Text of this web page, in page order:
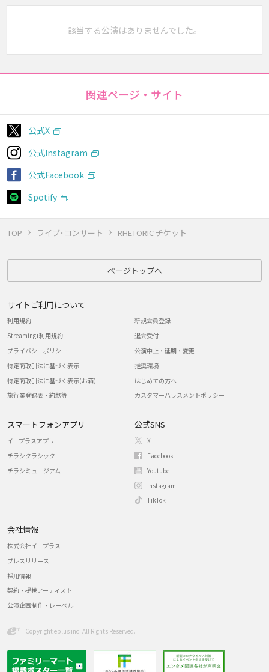
TOP ライブ･コンサート RHETORIC チケット
該当する公演はありませんでした。
関連ページ・サイト
公式X
公式Instagram
公式Facebook
Spotify
ページトップへ
サイトご利用について
利用規約
Streaming+利用規約
プライバシーポリシー
特定商取引法に基づく表示
特定商取引法に基づく表示(お酒)
旅行業登録表・約款等
新規会員登録
退会受付
公演中止・延期・変更
推奨環境
はじめての方へ
カスタマーハラスメントポリシー
スマートフォンアプリ
イープラスアプリ
チラシクラシック
チラシミュージアム
公式SNS
X
Facebook
Youtube
Instagram
TikTok
会社情報
株式会社イープラス
プレスリリース
採用情報
契約・提携アーティスト
公演企画制作・レーベル
Copyright eplus inc. All Rights Reserved.